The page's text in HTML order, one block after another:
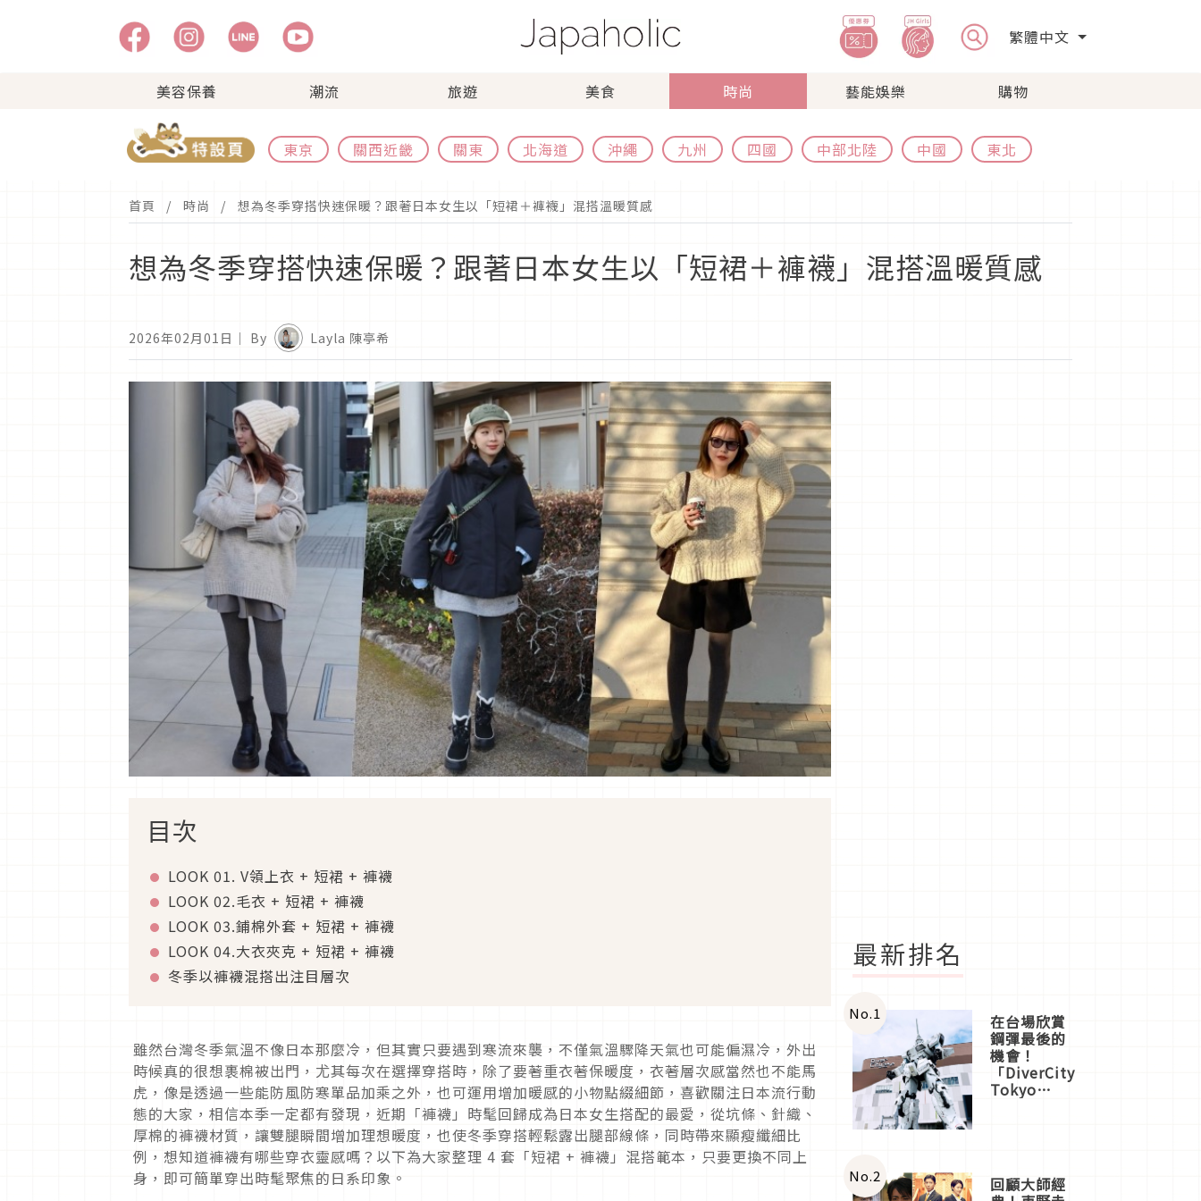
繁體中文
美容保養 潮流 旅遊 美食 時尚 藝能娛樂 購物
東京 關西近畿 關東 北海道 沖繩 九州 四國 中部北陸 中國 東北
首頁 時尚 想為冬季穿搭快速保暖？跟著日本女生以「短裙＋褲襪」混搭溫暖質感
想為冬季穿搭快速保暖？跟著日本女生以「短裙＋褲襪」混搭溫暖質感
2026年02月01日 ｜ By Layla 陳亭希
目次
LOOK 01. V領上衣 + 短裙 + 褲襪
LOOK 02.毛衣 + 短裙 + 褲襪
LOOK 03.鋪棉外套 + 短裙 + 褲襪
LOOK 04.大衣夾克 + 短裙 + 褲襪
冬季以褲襪混搭出注目層次
雖然台灣冬季氣溫不像日本那麼冷，但其實只要遇到寒流來襲，不僅氣溫驟降天氣也可能偏濕冷，外出
時候真的很想裹棉被出門，尤其每次在選擇穿搭時，除了要著重衣著保暖度，衣著層次感當然也不能馬
虎，像是透過一些能防風防寒單品加乘之外，也可運用增加暖感的小物點綴細節，喜歡關注日本流行動
態的大家，相信本季一定都有發現，近期「褲襪」時髦回歸成為日本女生搭配的最愛，從坑條、針織、
厚棉的褲襪材質，讓雙腿瞬間增加理想暖度，也使冬季穿搭輕鬆露出腿部線條，同時帶來顯瘦纖細比
例，想知道褲襪有哪些穿衣靈感嗎？以下為大家整理 4 套「短裙 + 褲襪」混搭範本，只要更換不同上
身，即可簡單穿出時髦聚焦的日系印象。
最新排名
No.1 在台場欣賞
鋼彈最後的
機會！
「DiverCity
Tokyo
體驗
No.2 回顧大師經